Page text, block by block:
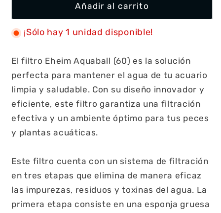
Añadir al carrito
¡Sólo hay 1 unidad disponible!
El filtro Eheim Aquaball (60) es la solución
perfecta para mantener el agua de tu acuario
limpia y saludable. Con su diseño innovador y
eficiente, este filtro garantiza una filtración
efectiva y un ambiente óptimo para tus peces
y plantas acuáticas.
Este filtro cuenta con un sistema de filtración
en tres etapas que elimina de manera eficaz
las impurezas, residuos y toxinas del agua. La
primera etapa consiste en una esponja gruesa